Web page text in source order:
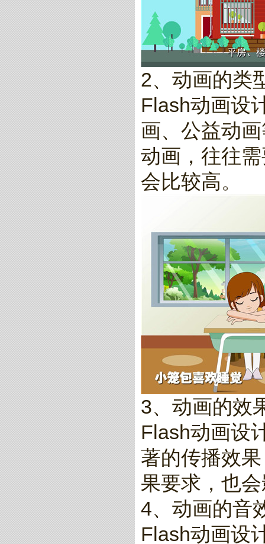
2、动画的类
Flash动画设
画、公益动
动画，往往
会比较高。
3、动画的效
Flash动画设
著的传播效
果要求，也
4、动画的音
Flash动画设